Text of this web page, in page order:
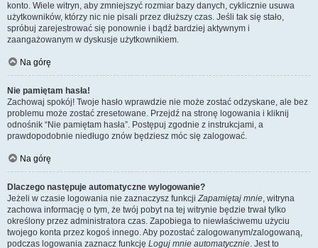
konto. Wiele witryn, aby zmniejszyć rozmiar bazy danych, cyklicznie usuwa
użytkowników, którzy nic nie pisali przez dłuższy czas. Jeśli tak się stało,
spróbuj zarejestrować się ponownie i bądź bardziej aktywnym i
zaangażowanym w dyskusje użytkownikiem.
Na górę
Nie pamiętam hasła!
Zachowaj spokój! Twoje hasło wprawdzie nie może zostać odzyskane, ale bez
problemu może zostać zresetowane. Przejdź na stronę logowania i kliknij
odnośnik “Nie pamiętam hasła”. Postępuj zgodnie z instrukcjami, a
prawdopodobnie niedługo znów będziesz móc się zalogować.
Na górę
Dlaczego następuje automatyczne wylogowanie?
Jeżeli w czasie logowania nie zaznaczysz funkcjiZapamiętaj mnie, witryna
zachowa informację o tym, że twój pobyt na tej witrynie będzie trwał tylko
określony przez administratora czas. Zapobiega to niewłaściwemu użyciu
twojego konta przez kogoś innego. Aby pozostać zalogowanym/zalogowaną,
podczas logowania zaznacz funkcję Loguj mnie automatycznie. Jest to